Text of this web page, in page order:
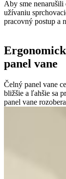
Aby sme
užívaniu
pracovný postup a
panel vane
Čelný panel vane
bližšie a ľahšie sa
panel vane